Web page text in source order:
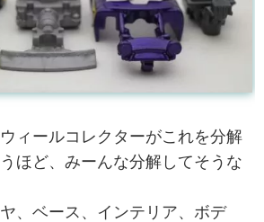
ィールコレクターがこれを分解
ほど、みーんな分解してそうな
、ベース、インテリア、ボデ